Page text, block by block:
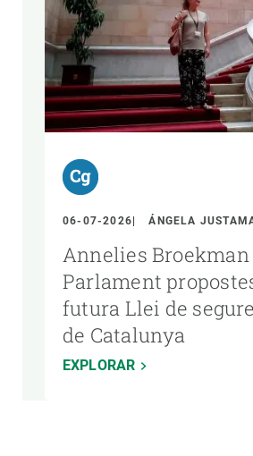
06-07-2026 ÁNGELA
Annelies
Parlament
futura Llei de
de Catalunya
EXPLORAR